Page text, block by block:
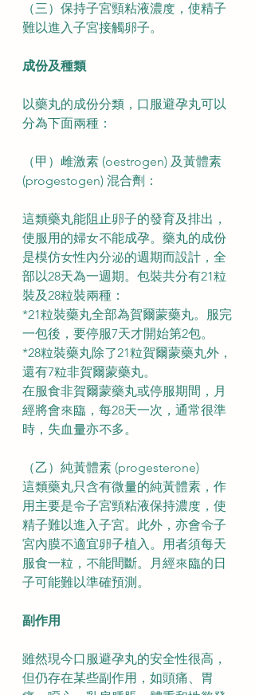
（三）保持子宮頸粘液濃度，使精子
難以進入子宮接觸卵子。
成份及種類
以藥丸的成份分類，口服避孕丸可以
分為下面兩種：
（甲）雌激素 (oestrogen) 及黃體素
(progestogen) 混合劑：
這類藥丸能阻止卵子的發育及排出，
使服用的婦女不能成孕。藥丸的成份
是模仿女性內分泌的週期而設計，全
部以28天為一週期。包裝共分有21粒
裝及28粒裝兩種：
*21粒裝藥丸全部為賀爾蒙藥丸。服完
一包後，要停服7天才開始第2包。
*28粒裝藥丸除了21粒賀爾蒙藥丸外，
還有7粒非賀爾蒙藥丸。
在服食非賀爾蒙藥丸或停服期間，月
經將會來臨，每28天一次，通常很準
時，失血量亦不多。
（乙）純黃體素 (progesterone)
這類藥丸只含有微量的純黃體素，作
用主要是令子宮頸粘液保持濃度，使
精子難以進入子宮。此外，亦會令子
宮內膜不適宜卵子植入。用者須每天
服食一粒，不能間斷。月經來臨的日
子可能難以準確預測。
副作用
雖然現今口服避孕丸的安全性很高，
但仍存在某些副作用，如頭痛、胃